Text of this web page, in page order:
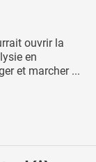
ouvrir la
en
et marcher ...